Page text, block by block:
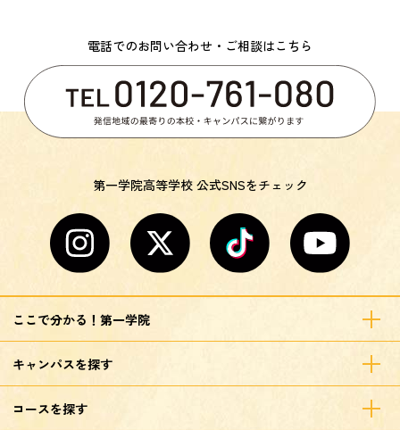
電話でのお問い合わせ・ご相談はこちら
第一学院高等学校 公式SNSをチェック
ここで分かる！第一学院
キャンパスを探す
コースを探す